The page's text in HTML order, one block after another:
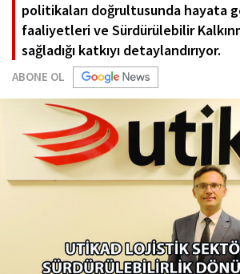
politikaları doğrultusunda hayata
faaliyetleri ve Sürdürülebilir
sağladığı katkıyı detaylandırıyor.
ABONE OL